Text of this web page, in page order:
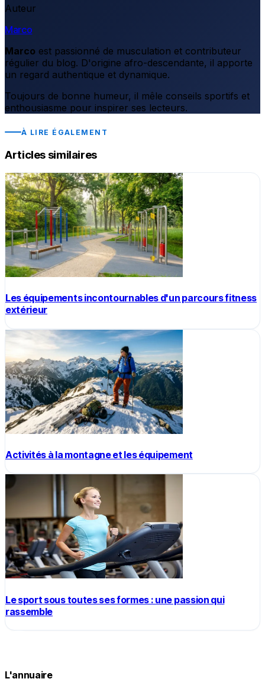
Auteur
Marco
Marco est passionné de musculation et contributeur
régulier du blog. D'origine afro-descendante, il apporte
un regard authentique et dynamique.
Toujours de bonne humeur, il mêle conseils sportifs et
enthousiasme pour inspirer ses lecteurs.
À LIRE ÉGALEMENT
Articles similaires
Les équipements incontournables d'un parcours fitness
extérieur
Activités à la montagne et les équipement
Le sport sous toutes ses formes : une passion qui
rassemble
L'annuaire